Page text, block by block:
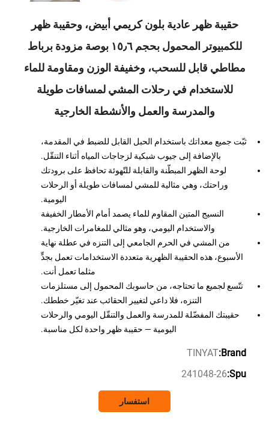
ظهر عادية بلون كريمي أبيض، وحقيبة ظهر
للكمبيوتر المحمول بحجم ١٥٫٦ بوصة مزودة برباط
قابل للسحب، وخفيفة الوزن ومقاومة للماء
في رحلات المشي لمسافات طويلة
والمدرسة والعمل والأنشطة الخارجية
معداتك باستخدام الحبل القابل للضبط في المقدمة،
بالإضافة إلى جيوب شبكية لزجاجات المياه أثناء التنقّل.
الظهر المبطّنة والقابلة للتّهوئة تحافظ على برودتك
وهي مثالية للمشي لمسافات طويلة أو الرحلات
المتين المقاوم للماء يصمد أمام الأمطار الخفيفة
والاستخدام اليومي، وهو مثالي للمغامرات الخارجية.
في الحرم الجامعي إلى التنزه في عطلة نهاية
هذه الحقيبة الظهرية متعددة الاستخدامات تعمل بجدٍّ
مثلما تعمل أنت.
ما تحتاجه، من حاسوبك المحمول إلى مستلزمات
التنزه، فلا داعي لتغيير الحقائب عند تغيّر خططك.
المفضّلة للمدرسة والعمل والتنقّل اليومي والرحلات
اليومية — حقيبة ظهر واحدة لكل مناسبة.
TINYAT
241048-